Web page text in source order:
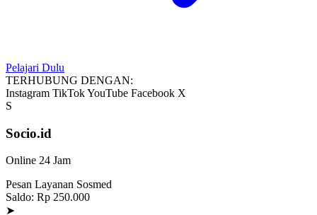
Pelajari Dulu
TERHUBUNG DENGAN:
Instagram TikTokYouTube Facebook X
S
Socio.id
Online 24 Jam
Pesan Layanan Sosmed
Saldo: Rp 250.000
➤